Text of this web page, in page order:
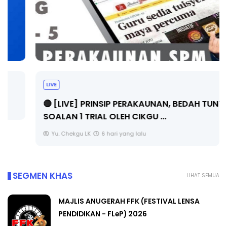
🔴 [LIVE] PRINSIP PERAKAUNAN, BEDAH TUNTAS
SOALAN 1 TRIAL OLEH CIKGU ...
Yu. Chekgu LK 6 hari yang lalu
LIHAT SEMUA
SEGMEN KHAS
MAJLIS ANUGERAH FFK (FESTIVAL LENSA
PENDIDIKAN - FLeP) 2026